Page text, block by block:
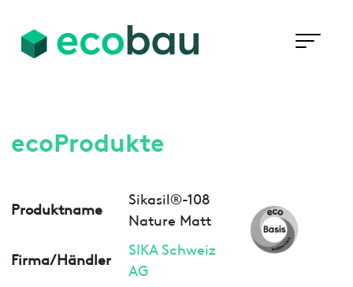
ecoProdukte
Produktname
Sikasil®-108
Nature Matt
Firma/Händler
SIKA Schweiz
AG